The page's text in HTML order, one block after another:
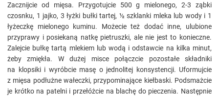
Zacznijcie od mięsa. Przygotujcie 500 g mielonego, 2-3 ząbki
czosnku, 1 jajko, 3 łyżki bułki tartej, ½ szklanki mleka lub wody i 1
łyżeczkę mielonego kuminu. Możecie też dodać inne, ulubione
przyprawy i posiekaną natkę pietruszki, ale nie jest to konieczne.
Zalejcie bułkę tartą mlekiem lub wodą i odstawcie na kilka minut,
żeby zmiękła. W dużej misce połączcie pozostałe składniki
na klopsiki i wyróbcie masę o jednolitej konsystencji. Uformujcie
z mięsa podłużne wałeczki, przypominające kiełbaski. Podsmażcie
je krótko na patelni i przełóżcie na blachę do pieczenia. Następnie